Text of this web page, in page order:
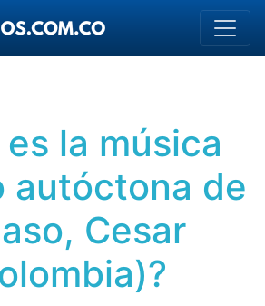
es la música
autóctona de
Cesar